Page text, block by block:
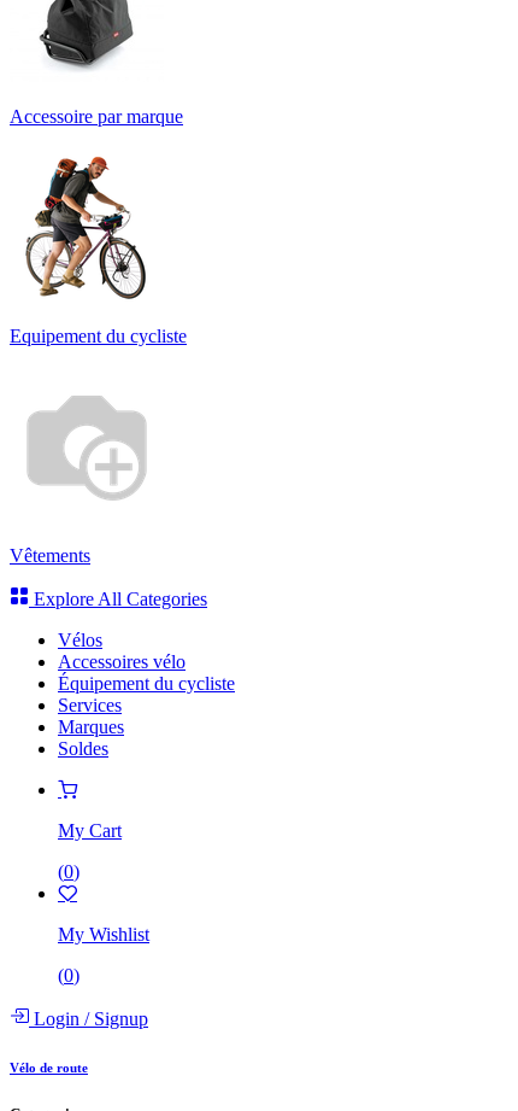
Accessoire par marque
Equipement du cycliste
Vêtements
Explore All Categories
Vélos
Accessoires vélo
Équipement du cycliste
Services
Marques
Soldes
My Cart
(0)
My Wishlist
(0)
Login /Signup
Vélo de route